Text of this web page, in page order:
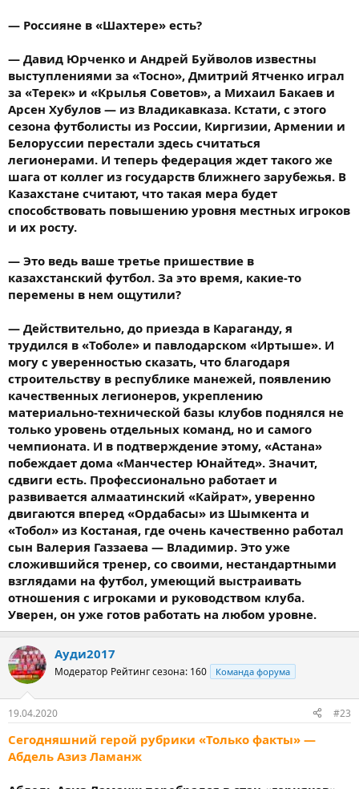
— Россияне в «Шахтере» есть?
— Давид Юрченко и Андрей Буйволов известны
выступлениями за «Тосно», Дмитрий Ятченко играл
за «Терек» и «Крылья Советов», а Михаил Бакаев и
Арсен Хубулов — из Владикавказа. Кстати, с этого
сезона футболисты из России, Киргизии, Армении и
Белоруссии перестали здесь считаться
легионерами. И теперь федерация ждет такого же
шага от коллег из государств ближнего зарубежья. В
Казахстане считают, что такая мера будет
способствовать повышению уровня местных игроков
и их росту.
— Это ведь ваше третье пришествие в
казахстанский футбол. За это время, какие-то
перемены в нем ощутили?
— Действительно, до приезда в Караганду, я
трудился в «Тоболе» и павлодарском «Иртыше». И
могу с уверенностью сказать, что благодаря
строительству в республике манежей, появлению
качественных легионеров, укреплению
материально-технической базы клубов поднялся не
только уровень отдельных команд, но и самого
чемпионата. И в подтверждение этому, «Астана»
побеждает дома «Манчестер Юнайтед». Значит,
сдвиги есть. Профессионально работает и
развивается алмаатинский «Кайрат», уверенно
двигаются вперед «Ордабасы» из Шымкента и
«Тобол» из Костаная, где очень качественно работал
сын Валерия Газзаева — Владимир. Это уже
сложившийся тренер, со своими, нестандартными
взглядами на футбол, умеющий выстраивать
отношения с игроками и руководством клуба.
Уверен, он уже готов работать на любом уровне.
Ауди2017
Модератор Рейтинг сезона: 160 Команда форума
19.04.2020 #23
Сегодняшний герой рубрики «Только факты» —
Абдель Азиз Ламанж